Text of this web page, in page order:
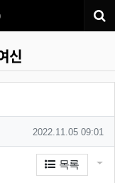
신
작성일
2022.11.05 09:01
목록 게